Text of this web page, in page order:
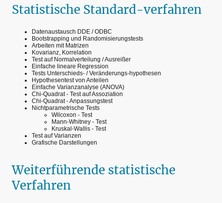
Statistische Standard-verfahren
Datenaustausch DDE / ODBC
Bootstrapping und Randomisierungstests
Arbeiten mit Matrizen
Kovarianz, Korrelation
Test auf Normalverteilung / Ausreißer
Einfache lineare Regression
Tests Unterschieds- / Veränderungs-hypothesen
Hypothesentest von Anteilen
Einfache Varianzanalyse (ANOVA)
Chi-Quadrat - Test auf Assoziation
Chi-Quadrat - Anpassungstest
Nichtparametrische Tests
Wilcoxon - Test
Mann-Whitney - Test
Kruskal-Wallis - Test
Test auf Varianzen
Grafische Darstellungen
Weiterführende statistische
Verfahren